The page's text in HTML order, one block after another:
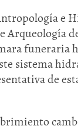
e
Arqueología
funeraria
sistema
de